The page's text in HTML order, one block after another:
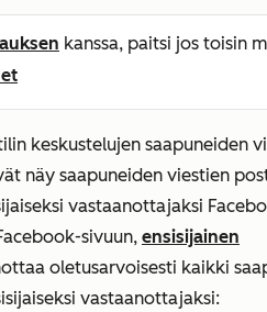
kanssa, paitsi jos toisin
keskustelujen saapuneiden
näy saapuneiden viestien
vastaanottajaksi
sivuun, ensisijainen
oletusarvoisesti kaikki
vastaanottajaksi: